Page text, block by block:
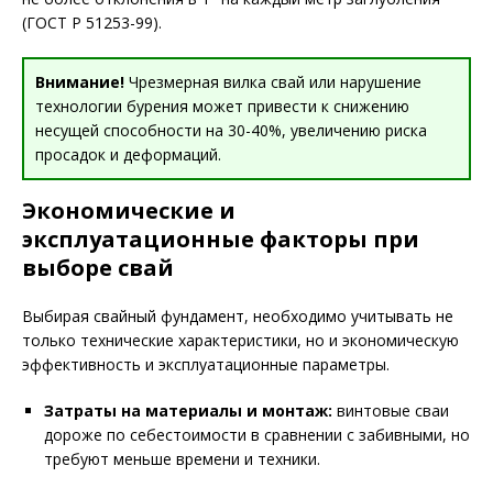
(ГОСТ Р 51253-99).
Внимание! Чрезмерная вилка свай или нарушение
технологии бурения может привести к снижению
несущей способности на 30-40%, увеличению риска
просадок и деформаций.
Экономические и
эксплуатационные факторы при
выборе свай
Выбирая свайный фундамент, необходимо учитывать не
только технические характеристики, но и экономическую
эффективность и эксплуатационные параметры.
Затраты на материалы и монтаж: винтовые сваи
дороже по себестоимости в сравнении с забивными, но
требуют меньше времени и техники.